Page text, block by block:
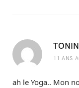
11 ANS
ah le Yoga.. Mon